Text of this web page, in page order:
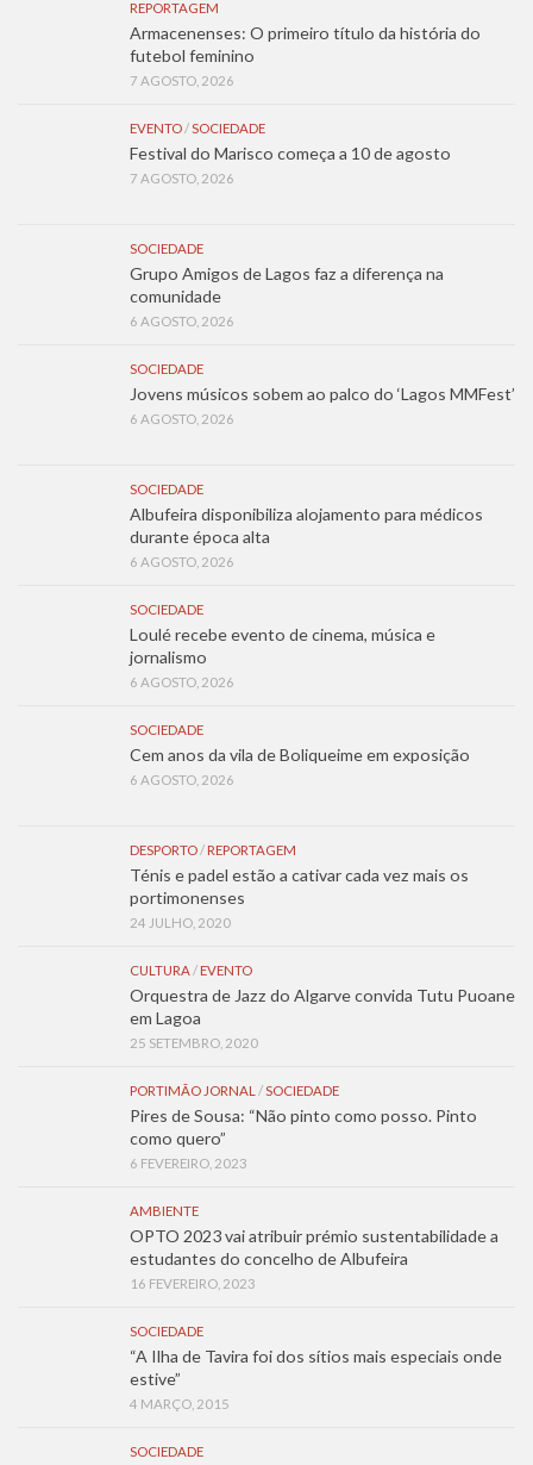
REPORTAGEM
Armacenenses: O primeiro título da história do
futebol feminino
7 AGOSTO, 2026
EVENTO/SOCIEDADE
Festival do Marisco começa a 10 de agosto
7 AGOSTO, 2026
SOCIEDADE
Grupo Amigos de Lagos faz a diferença na
comunidade
6 AGOSTO, 2026
SOCIEDADE
Jovens músicos sobem ao palco do ‘Lagos MMFest’
6 AGOSTO, 2026
SOCIEDADE
Albufeira disponibiliza alojamento para médicos
durante época alta
6 AGOSTO, 2026
SOCIEDADE
Loulé recebe evento de cinema, música e
jornalismo
6 AGOSTO, 2026
SOCIEDADE
Cem anos da vila de Boliqueime em exposição
6 AGOSTO, 2026
DESPORTO/ REPORTAGEM
Ténis e padel estão a cativar cada vez mais os
portimonenses
24 JULHO, 2020
CULTURA/ EVENTO
Orquestra de Jazz do Algarve convida Tutu Puoane
em Lagoa
25 SETEMBRO, 2020
PORTIMÃO JORNAL /SOCIEDADE
Pires de Sousa: “Não pinto como posso. Pinto
como quero”
6 FEVEREIRO, 2023
AMBIENTE
OPTO 2023 vai atribuir prémio sustentabilidade a
estudantes do concelho de Albufeira
16 FEVEREIRO, 2023
SOCIEDADE
“A Ilha de Tavira foi dos sítios mais especiais onde
estive”
4 MARÇO, 2015
SOCIEDADE